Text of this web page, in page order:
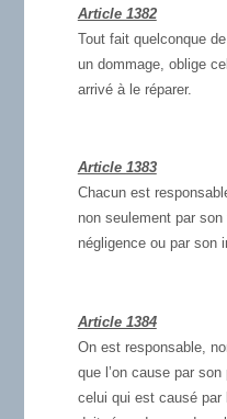
Article 1382
Tout fait quelconque
un dommage, oblige
arrivé à le réparer.
Article 1383
Chacun est
non seulement par
négligence ou par son
Article 1384
On est responsable,
que l’on cause par
celui qui est causé par